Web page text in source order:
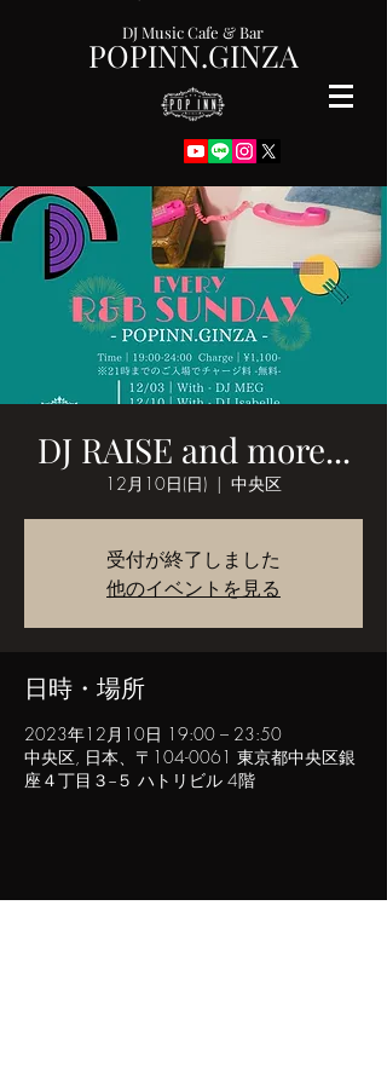
POPINN.GINZA
DJ Music Cafe & Bar
DJ RAISE and more...
12月10日(日)
  |
中央区
受付が終了しました
他のイベントを見る
日時・場所
2023年12月10日 19:00 – 23:50
中央区, 日本、〒104-0061 東京都中央区銀
座４丁目３−５ ハトリビル 4階